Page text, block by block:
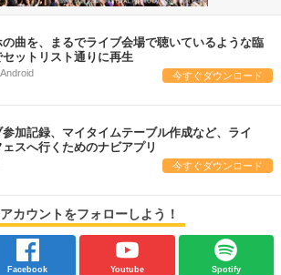
の曲を、まるでライブ会場で聴いているような臨
セットリスト通りに再生
今すぐダウンロード
参加記録、マイタイムテーブル作成など、ライ
ェスへ行くためのナビアプリ
今すぐダウンロード
カウントをフォローしよう！
Facebook Youtube Spotify